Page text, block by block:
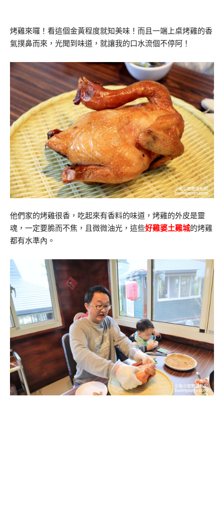
烤雞來囉！看這個金黃程度就知美味！而且一端上桌烤雞的香
氣撲鼻而來，光聞到味道，就讓我的口水流個不停阿！
他們家的烤雞很香，吃起來有香料的味道，烤雞的外皮是靈
魂，一定要脆而不焦，且微微油光，這些好雞婆土雞城的烤雞
都有水準內。